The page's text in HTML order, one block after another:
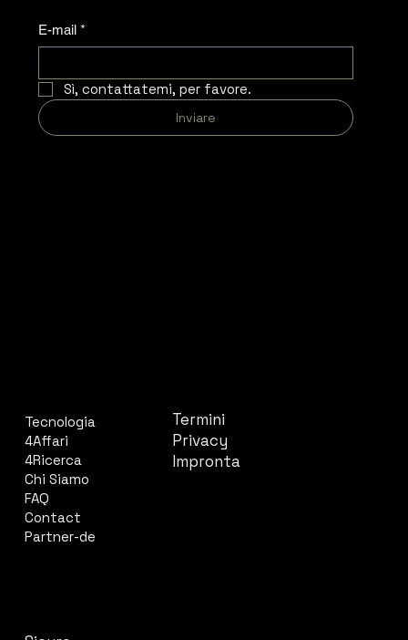
E-mail *
Sì, contattatemi, per favore.
Inviare
Tecnologia
4Affari
4Ricerca
Chi Siamo
FAQ
Contact
Partner-de
Termini
Privacy
Impronta